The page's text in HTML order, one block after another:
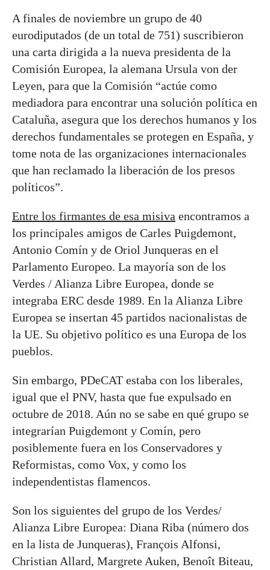
A finales de noviembre un grupo de 40
eurodiputados (de un total de 751) suscribieron
una carta dirigida a la nueva presidenta de la
Comisión Europea, la alemana Ursula von der
Leyen, para que la Comisión “actúe como
mediadora para encontrar una solución política en
Cataluña, asegura que los derechos humanos y los
derechos fundamentales se protegen en España, y
tome nota de las organizaciones internacionales
que han reclamado la liberación de los presos
políticos”.
Entre los firmantes de esa misiva encontramos a
los principales amigos de Carles Puigdemont,
Antonio Comín y de Oriol Junqueras en el
Parlamento Europeo. La mayoría son de los
Verdes / Alianza Libre Europea, donde se
integraba ERC desde 1989. En la Alianza Libre
Europea se insertan 45 partidos nacionalistas de
la UE. Su objetivo político es una Europa de los
pueblos.
Sin embargo, PDeCAT estaba con los liberales,
igual que el PNV, hasta que fue expulsado en
octubre de 2018. Aún no se sabe en qué grupo se
integrarían Puigdemont y Comín, pero
posiblemente fuera en los Conservadores y
Reformistas, como Vox, y como los
independentistas flamencos.
Son los siguientes del grupo de los Verdes/
Alianza Libre Europea: Diana Riba (número dos
en la lista de Junqueras), François Alfonsi,
Christian Allard, Margrete Auken, Benoît Biteau,